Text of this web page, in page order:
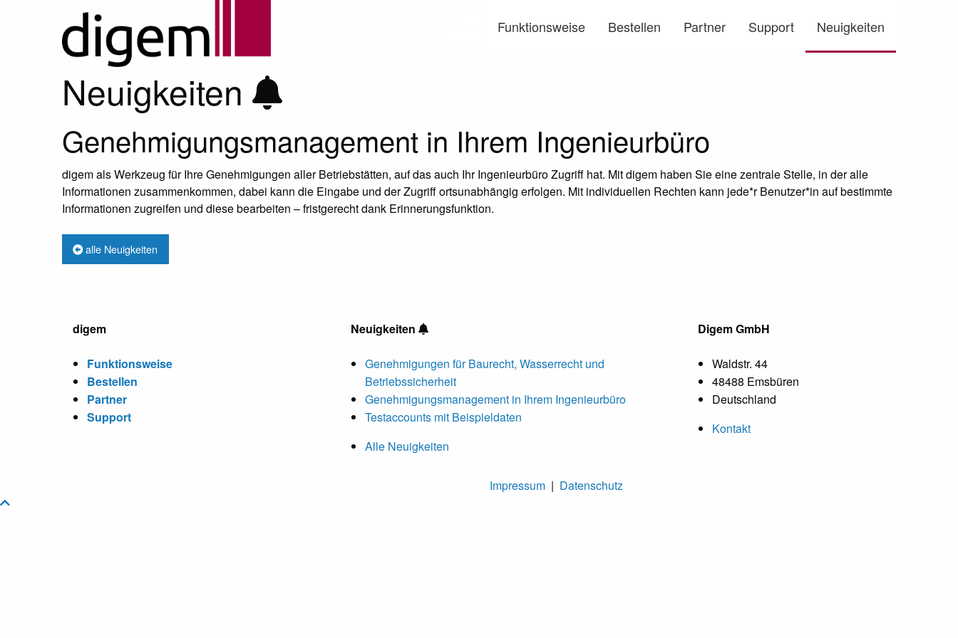
Funktionsweise Bestellen Partner Support Neuigkeiten
Neuigkeiten
Genehmigungsmanagement in Ihrem Ingenieurbüro
digem als Werkzeug für Ihre Genehmigungen aller Betriebstätten, auf das auch Ihr Ingenieurbüro Zugriff hat. Mit digem haben Sie eine zentrale Stelle, in der alle
Informationen zusammenkommen, dabei kann die Eingabe und der Zugriff ortsunabhängig erfolgen. Mit individuellen Rechten kann jede*r Benutzer*in auf bestimmte
Informationen zugreifen und diese bearbeiten – fristgerecht dank Erinnerungsfunktion.
alle Neuigkeiten
digem
Funktionsweise
Bestellen
Partner
Support
Neuigkeiten
Genehmigungen für Baurecht, Wasserrecht und
Betriebssicherheit
Genehmigungsmanagement in Ihrem Ingenieurbüro
Testaccounts mit Beispieldaten
Alle Neuigkeiten
Digem GmbH
Waldstr. 44
48488 Emsbüren
Deutschland
Kontakt
Impressum | Datenschutz